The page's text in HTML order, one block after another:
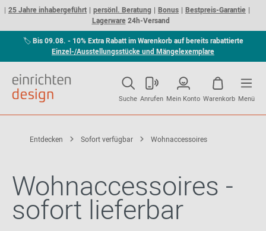
25 Jahre inhabergeführt persönl. Beratung Bonus
Bestpreis-Garantie
Lagerware24h-Versand
🏷Bis 09.08. - 10% Extra Rabatt im Warenkorb auf bereits rabattierte
Einzel-/Ausstellungsstücke und Mängelexemplare
Suche Anrufen Mein Konto Warenkorb Menü
Entdecken Sofort verfügbar Wohnaccessoires
Wohnaccessoires -
sofort lieferbar